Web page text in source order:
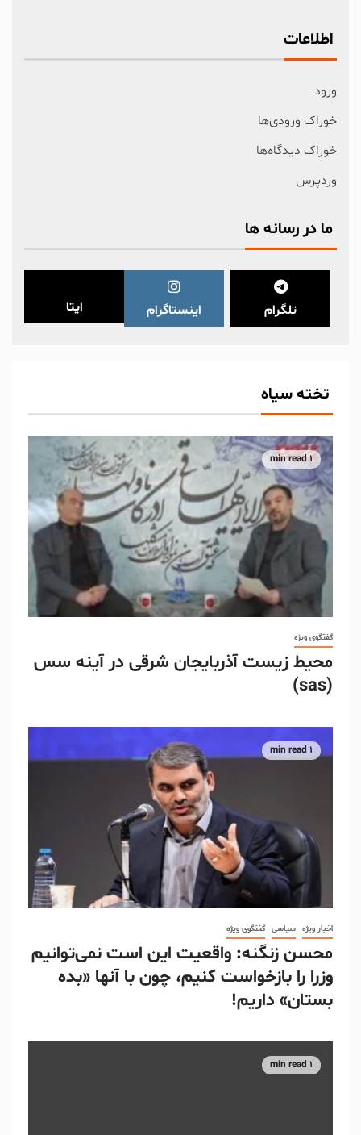
اطلاعات
ورود
خوراک ورودی‌ها
خوراک دیدگاه‌ها
وردپرس
ما در رسانه ها
تلگرام اینستاگرام ایتا
تخته سیاه
1 min read
گفتگوی ویژه
محیط زیست آذربایجان شرقی در آینه سس
(sas)
1 min read
اخبار ویژه سیاسی گفتگوی ویژه
محسن زنگنه: واقعیت این است نمی‌توانیم
وزرا را بازخواست کنیم، چون با آنها «بده
بستان» داریم!
1 min read